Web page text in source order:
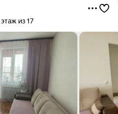
этаж из 17